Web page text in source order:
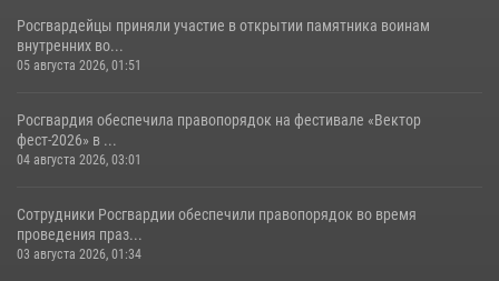
Росгвардейцы приняли участие в открытии памятника воинам
внутренних во...
05 августа 2026, 01:51
Росгвардия обеспечила правопорядок на фестивале «Вектор
фест-2026» в ...
04 августа 2026, 03:01
Сотрудники Росгвардии обеспечили правопорядок во время
проведения праз...
03 августа 2026, 01:34